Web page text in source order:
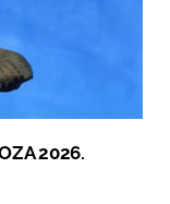
2026.